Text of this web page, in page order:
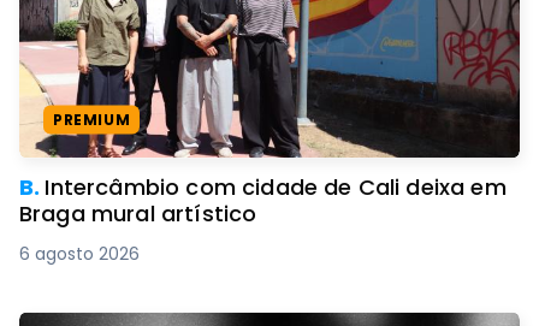
PREMIUM
B. Intercâmbio com cidade de Cali deixa em
Braga mural artístico
6 agosto 2026